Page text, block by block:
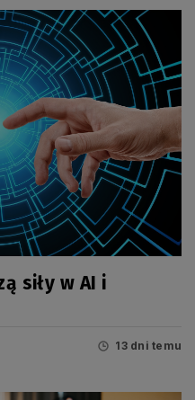
siły w AI i
13 dni temu